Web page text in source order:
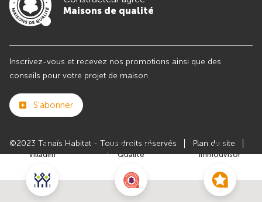
Club
Villadim
Maisons de
Qualité
Avis
Immodvisor
Maisons de qualité
Inscrivez-vous et recevez nos promotions ainsi que des
conseils pour votre projet de maison
S'abonner
©2023 Tanaïs Habitat - Tous droits réservés
Plan du site
Paramètres des cookies
Politiques de Confidentialités
Mentions légales
Recrutement
Le groupe VILLADIM